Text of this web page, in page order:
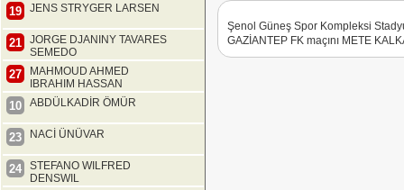
19 JENS STRYGER LARSEN
21
JORGE DJANINY TAVARES
SEMEDO
27
MAHMOUD AHMED
IBRAHIM HASSAN
10 ABDÜLKADİR ÖMÜR
23 NACİ ÜNÜVAR
24
STEFANO WILFRED
DENSWIL
Şenol Güneş Spor Kompleksi
GAZİANTEP FK maçını METE